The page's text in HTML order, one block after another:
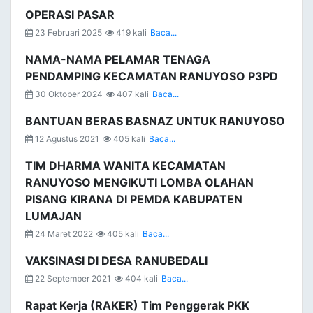
OPERASI PASAR
23 Februari 2025 419 kali Baca...
NAMA-NAMA PELAMAR TENAGA
PENDAMPING KECAMATAN RANUYOSO P3PD
30 Oktober 2024 407 kali Baca...
BANTUAN BERAS BASNAZ UNTUK RANUYOSO
12 Agustus 2021 405 kali Baca...
TIM DHARMA WANITA KECAMATAN
RANUYOSO MENGIKUTI LOMBA OLAHAN
PISANG KIRANA DI PEMDA KABUPATEN
LUMAJAN
24 Maret 2022 405 kali Baca...
VAKSINASI DI DESA RANUBEDALI
22 September 2021 404 kali Baca...
Rapat Kerja (RAKER) Tim Penggerak PKK